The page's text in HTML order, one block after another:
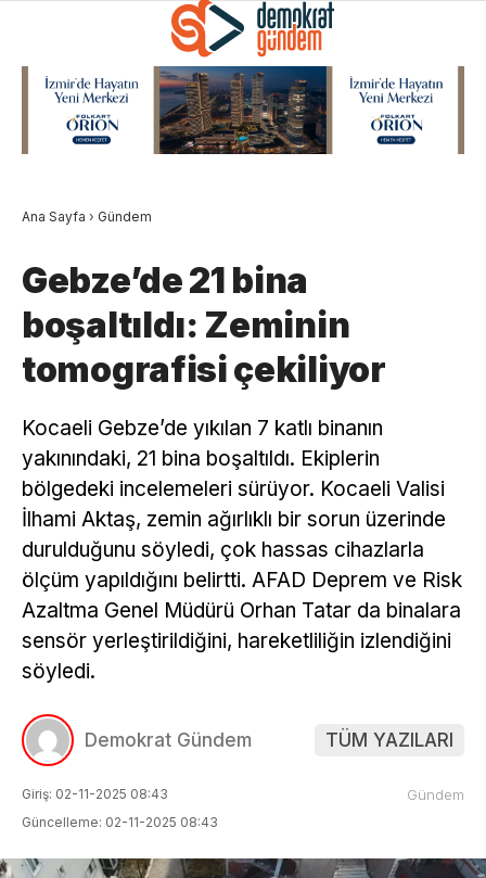
Ana Sayfa › Gündem
Gebze’de 21 bina
boşaltıldı: Zeminin
tomografisi çekiliyor
Kocaeli Gebze’de yıkılan 7 katlı binanın
yakınındaki, 21 bina boşaltıldı. Ekiplerin
bölgedeki incelemeleri sürüyor. Kocaeli Valisi
İlhami Aktaş, zemin ağırlıklı bir sorun üzerinde
durulduğunu söyledi, çok hassas cihazlarla
ölçüm yapıldığını belirtti. AFAD Deprem ve Risk
Azaltma Genel Müdürü Orhan Tatar da binalara
sensör yerleştirildiğini, hareketliliğin izlendiğini
söyledi.
Demokrat Gündem TÜM YAZILARI
Giriş: 02-11-2025 08:43
Güncelleme: 02-11-2025 08:43
Gündem